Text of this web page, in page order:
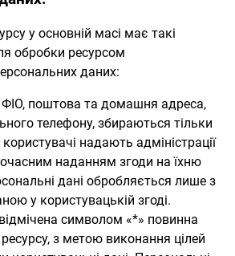
у основній масі має такі
обробки ресурсом
даних:
ФІО, поштова та домашня адреса,
телефону, збираються тільки
надають адміністрації
наданням згоди на їхню
дані обробляється лише з
у користувацькій згоді.
символом «*» повинна
з метою виконання цілей